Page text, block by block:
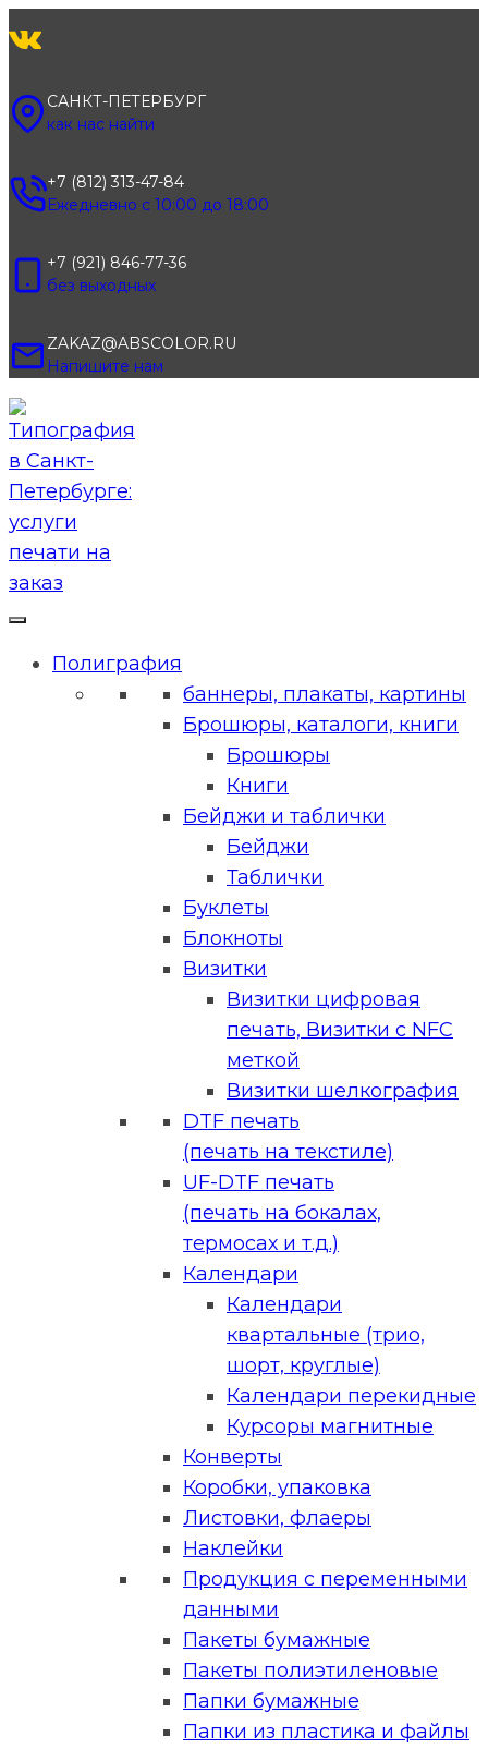
к
САНКТ-ПЕТЕРБУРГ
как нас найти
+7 (812) 313-47-84
Ежедневно с 10:00 до 18:00
+7 (921) 846-77-36
без выходных
ZAKAZ@ABSCOLOR.RU
Напишите нам
Полиграфия
баннеры, плакаты, картины
Брошюры, каталоги, книги
Брошюры
Книги
Бейджи и таблички
Бейджи
Таблички
Буклеты
Блокноты
Визитки
Визитки цифровая
печать, Визитки с NFC
меткой
Визитки шелкография
DTF печать
(печать на текстиле)
UF-DTF печать
(печать на бокалах,
термосах и т.д.)
Календари
Календари
квартальные (трио,
шорт, круглые)
Календари перекидные
Курсоры магнитные
Конверты
Коробки, упаковка
Листовки, флаеры
Наклейки
Продукция с переменными
данными
Пакеты бумажные
Пакеты полиэтиленовые
Папки бумажные
Папки из пластика и файлы